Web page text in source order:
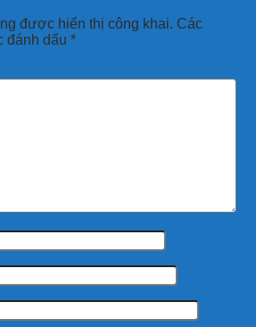
được hiển thị công khai. Các
đánh dấu *